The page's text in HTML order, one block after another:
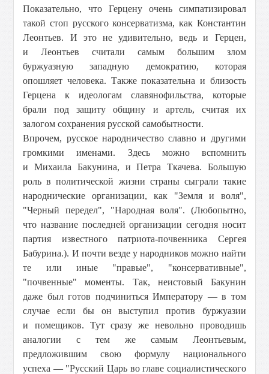
Показательно, что Герцену очень симпатизировал
такой стоп русского консерватизма, как Константин
Леонтьев. И это не удивительно, ведь и Герцен,
и Леонтьев считали самым большим злом
буржуазную западную демократию, которая
опошляет человека. Также показательна и близость
Герцена к идеологам славянофильства, которые
брали под защиту общину и артель, считая их
залогом сохранения русской самобытности.
Впрочем, русское народничество славно и другими
громкими именами. Здесь можно вспомнить
и Михаила Бакунина, и Петра Ткачева. Большую
роль в политической жизни страны сыграли такие
народнические организации, как "Земля и воля",
"Черный передел", "Народная воля". (Любопытно,
что название последней организации сегодня носит
партия известного патриота-почвенника Сергея
Бабурина.). И почти везде у народников можно найти
те или иные "правые", "консервативные",
"почвенные" моменты. Так, неистовый Бакунин
даже был готов подчиниться Императору — в том
случае если бы он выступил против буржуазии
и помещиков. Тут сразу же невольно проводишь
аналогии с тем же самым Леонтьевым,
предложившим свою формулу национального
успеха — "Русский Царь во главе социалистического